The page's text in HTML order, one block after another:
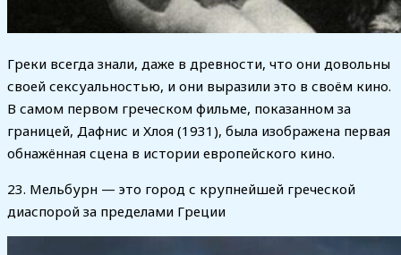
Греки всегда знали, даже в древности, что они довольны
своей сексуальностью, и они выразили это в своём кино.
В самом первом греческом фильме, показанном за
границей, Дафнис и Хлоя (1931), была изображена первая
обнажённая сцена в истории европейского кино.
23. Мельбурн — это город с крупнейшей греческой
диаспорой за пределами Греции